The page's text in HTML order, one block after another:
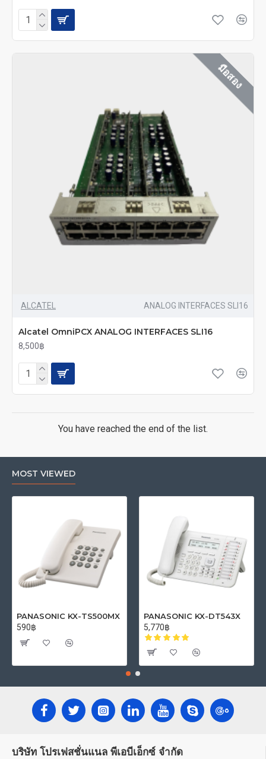
มือสอง
ALCATEL ANALOG INTERFACES SLI16
Alcatel OmniPCX ANALOG INTERFACES SLI16
8,500฿
You have reached the end of the list.
MOST VIEWED
PANASONIC KX-TS500MX
590฿
PANASONIC KX-DT543X
5,770฿
บริษัท โปรเฟสชั่นแนล พีเอบีเอ็กซ์ จำกัด